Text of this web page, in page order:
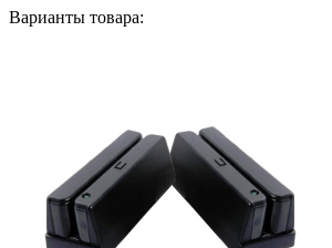
Варианты товара: